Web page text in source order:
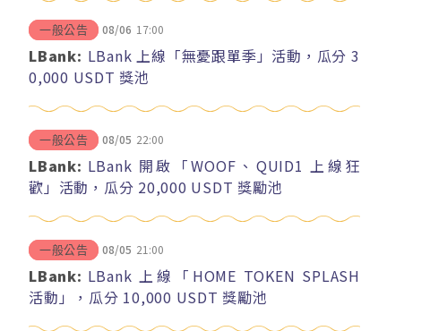
一般公告 08/06 17:00
LBank: LBank 上線「無憂跟單季」活動，瓜分 3
0,000 USDT 獎池
一般公告 08/05 22:00
LBank: LBank 開啟「WOOF、QUID1 上線狂
歡」活動，瓜分 20,000 USDT 獎勵池
一般公告 08/05 21:00
LBank: LBank 上線「HOME TOKEN SPLASH
活動」，瓜分 10,000 USDT 獎勵池